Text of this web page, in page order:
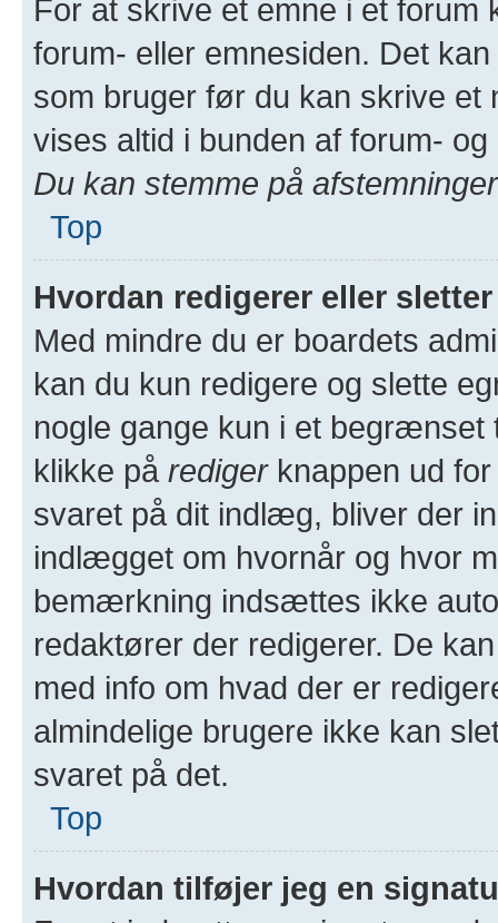
For at skrive et emne i et forum
forum- eller emnesiden. Det
som bruger før du kan skrive
vises altid i bunden af forum-
Du kan stemme på
Top
Hvordan redigerer eller
Med mindre du er boardets
kan du kun redigere og slette
nogle gange kun i et
klikke på redigerknappen ud
svaret på dit indlæg, bliver der
indlægget om hvornår og hvor
bemærkning indsættes ikke
redaktører der redigerer. De
med info om hvad der er
almindelige brugere ikke kan
svaret på det.
Top
Hvordan tilføjer jeg en